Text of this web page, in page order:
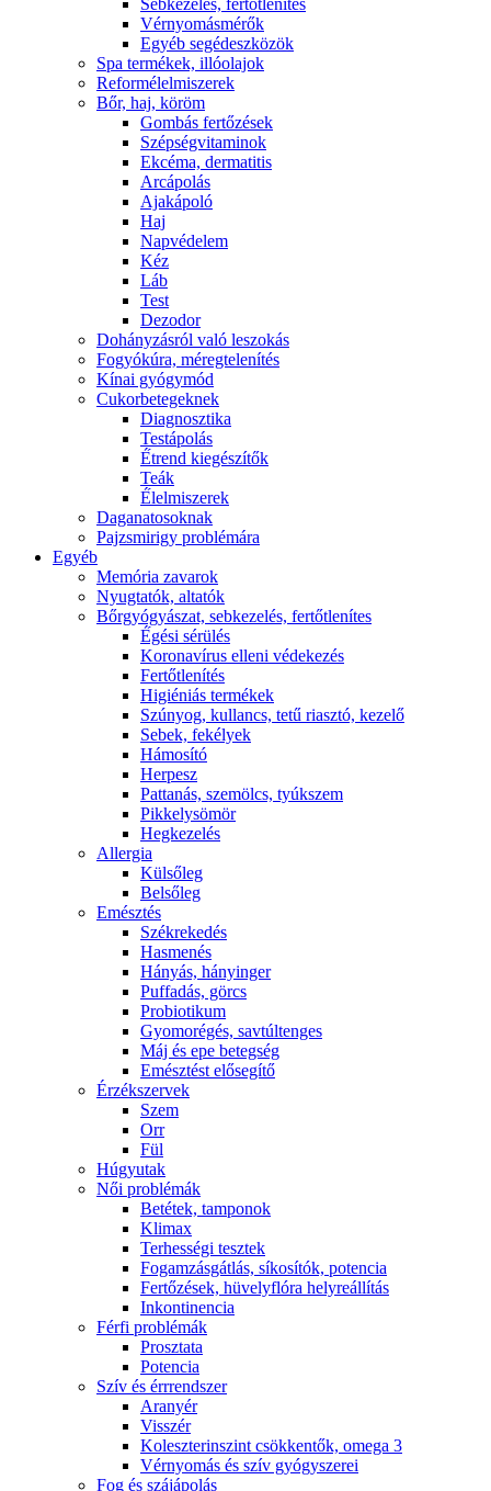
Sebkezelés, fertőtlenítés
Vérnyomásmérők
Egyéb segédeszközök
Spa termékek, illóolajok
Reformélelmiszerek
Bőr, haj, köröm
Gombás fertőzések
Szépségvitaminok
Ekcéma, dermatitis
Arcápolás
Ajakápoló
Haj
Napvédelem
Kéz
Láb
Test
Dezodor
Dohányzásról való leszokás
Fogyókúra, méregtelenítés
Kínai gyógymód
Cukorbetegeknek
Diagnosztika
Testápolás
É́trend kiegészítők
Teák
É́lelmiszerek
Daganatosoknak
Pajzsmirigy problémára
Egyéb
Memória zavarok
Nyugtatók, altatók
Bőrgyógyászat, sebkezelés, fertőtlenítes
É́gési sérülés
Koronavírus elleni védekezés
Fertőtlenítés
Higiéniás termékek
Szúnyog, kullancs, tetű riasztó, kezelő
Sebek, fekélyek
Hámosító
Herpesz
Pattanás, szemölcs, tyúkszem
Pikkelysömör
Hegkezelés
Allergia
Külsőleg
Belsőleg
Emésztés
Székrekedés
Hasmenés
Hányás, hányinger
Puffadás, görcs
Probiotikum
Gyomorégés, savtúltenges
Máj és epe betegség
Emésztést elősegítő
Érzékszervek
Szem
Orr
Fül
Húgyutak
Női problémák
Betétek, tamponok
Klimax
Terhességi tesztek
Fogamzásgátlás, síkosítók, potencia
Fertőzések, hüvelyflóra helyreállítás
Inkontinencia
Férfi problémák
Prosztata
Potencia
Szív és érrrendszer
Aranyér
Visszér
Koleszterinszint csökkentők, omega 3
Vérnyomás és szív gyógyszerei
Fog és szájápolás